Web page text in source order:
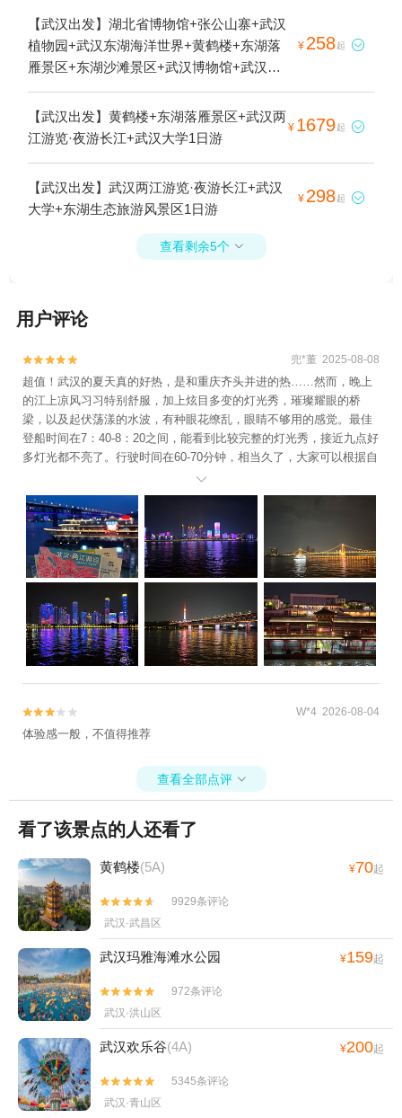
【武汉出发】湖北省博物馆+张公山寨+武汉
植物园+武汉东湖海洋世界+黄鹤楼+东湖落
雁景区+东湖沙滩景区+武汉博物馆+武汉极
地海洋公园+武汉科技馆+东湖听涛景区+马
鞍山森林公园+东湖游船+武汉欢乐谷+武汉
玛雅海滩水公园+武汉两江游览·夜游长江+武
码头+东湖1日游
¥ 258起 
【武汉出发】黄鹤楼+东湖落雁景区+武汉两
江游览·夜游长江+武汉大学1日游
¥ 1679起 
【武汉出发】武汉两江游览·夜游长江+武汉
大学+东湖生态旅游风景区1日游
¥ 298起 
查看剩余5个 
用户评论

 兜*董 2025-08-08
超值！武汉的夏天真的好热，是和重庆齐头并进的热……然而，晚上
的江上凉风习习特别舒服，加上炫目多变的灯光秀，璀璨耀眼的桥
梁，以及起伏荡漾的水波，有种眼花缭乱，眼睛不够用的感觉。最佳
登船时间在7：40-8：20之间，能看到比较完整的灯光秀，接近九点好
多灯光都不亮了。行驶时间在60-70分钟，相当久了，大家可以根据自


 W*4 2026-08-04
体验感一般，不值得推荐
查看全部点评 
看了该景点的人还看了
黄鹤楼(5A) ¥70起


9929条评论
武汉·武昌区
武汉玛雅海滩水公园 ¥159起


972条评论
武汉·洪山区
武汉欢乐谷(4A) ¥200起


5345条评论
武汉·青山区